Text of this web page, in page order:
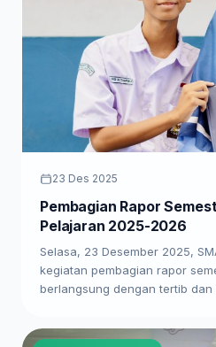
23 Des 2025
Pembagian Rapor
Pelajaran 2025-2026
Selasa, 23 Desember 2025,
kegiatan pembagian rapor
berlangsung dengan tertib